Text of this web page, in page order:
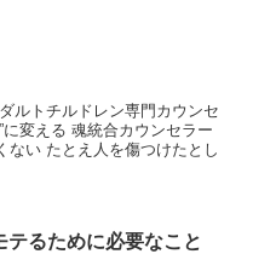
ルトチルドレン専門カウンセ
に変える 魂統合カウンセラー
ない たとえ人を傷つけたとし
テるために必要なこと